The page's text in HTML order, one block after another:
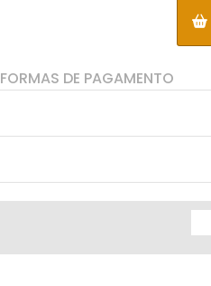
FORMAS DE PAGAMENTO
....